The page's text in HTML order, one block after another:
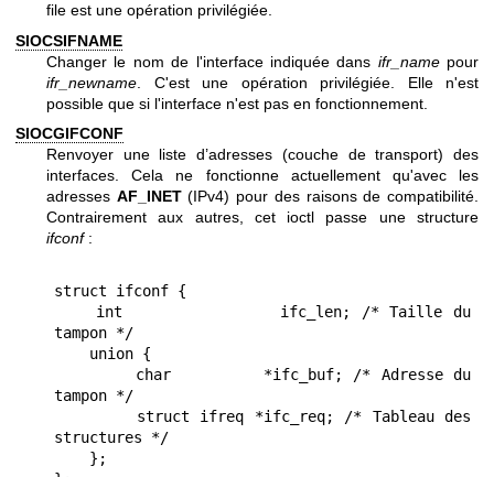
file est une opération privilégiée.
SIOCSIFNAME
Changer le nom de l'interface indiquée dans ifr_namepour
ifr_newname . C'est une opération privilégiée. Elle n'est
possible que si l'interface n'est pas en fonctionnement.
SIOCGIFCONF
Renvoyer une liste d’adresses (couche de transport) des
interfaces. Cela ne fonctionne actuellement qu'avec les
adresses AF_INET(IPv4) pour des raisons de compatibilité.
Contrairement aux autres, cet ioctl passe une structure
ifconf:
struct ifconf {
tampon */
tampon */
structures */